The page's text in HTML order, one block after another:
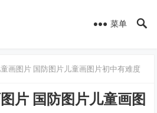
菜单
画图片 国防图片儿童画图片初中有难度
片 国防图片儿童画图